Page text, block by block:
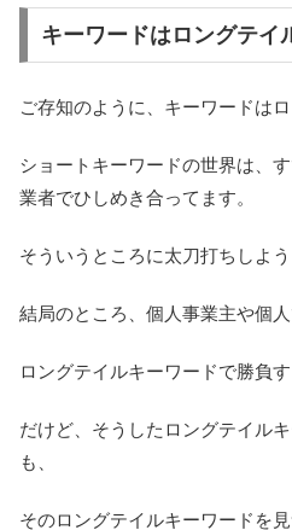
キーワードはロングテイ
ご存知のように、キーワードは
ショートキーワードの世界は、
業者でひしめき合ってます。
そういうところに太刀打ちしよ
結局のところ、個人事業主や個
ロングテイルキーワードで勝負
だけど、そうしたロングテイル
も、
そのロングテイルキーワードを